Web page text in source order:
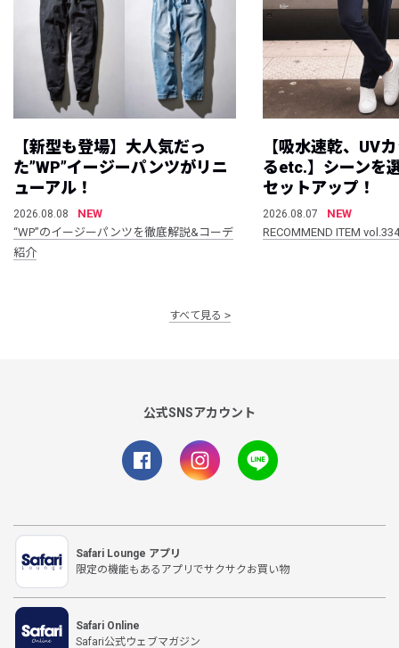
【新型も登場】大人気だっ
た”WP”イージーパンツがリニ
ューアル！
2026.08.08
NEW
“WP”のイージーパンツを徹底解説&コーデ
紹介
【吸水速乾、UV
るetc.】シーンを
セットアップ！
2026.08.07
NEW
RECOMMEND ITEM vol.334
すべて見る
公式SNSアカウント
Safari Lounge アプリ
限定の機能もあるアプリでサクサクお買い物
Safari Online
Safari公式ウェブマガジン